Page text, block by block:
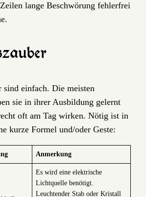
lange Beschwörung fehlerfrei
sind einfach. Die meisten
sie in ihrer Ausbildung gelernt
oft am Tag wirken. Nötig ist in
kurze Formel und/oder Geste:
Anmerkung
Es wird eine elektrische
Lichtquelle benötigt.
Leuchtender Stab oder Kristall